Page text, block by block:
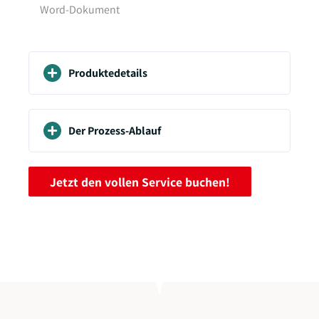
Word-Dokument
Produktedetails
Der Prozess-Ablauf
Jetzt den vollen Service buchen!